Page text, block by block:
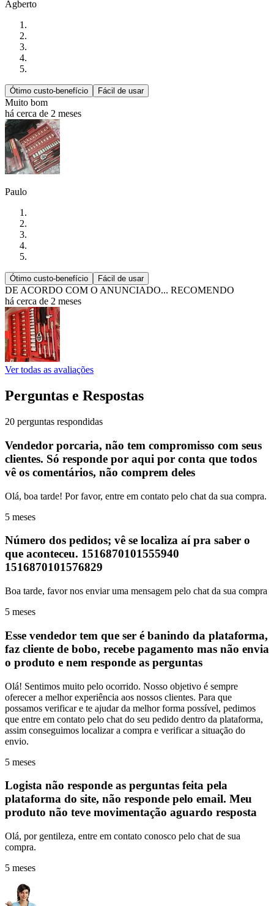
Agberto
Ótimo custo-benefício Fácil de usar
Muito bom
há cerca de 2 meses
Paulo
Ótimo custo-benefício Fácil de usar
DE ACORDO COM O ANUNCIADO... RECOMENDO
há cerca de 2 meses
Ver todas as avaliações
Perguntas e Respostas
20 perguntas respondidas
Vendedor porcaria, não tem compromisso com seus
clientes. Só responde por aqui por conta que todos
vê os comentários, não comprem deles
Olá, boa tarde! Por favor, entre em contato pelo chat da sua compra.
5 meses
Número dos pedidos; vê se localiza aí pra saber o
que aconteceu. 1516870101555940
1516870101576829
Boa tarde, favor nos enviar uma mensagem pelo chat da sua compra
5 meses
Esse vendedor tem que ser é banindo da plataforma,
faz cliente de bobo, recebe pagamento mas não envia
o produto e nem responde as perguntas
Olá! Sentimos muito pelo ocorrido. Nosso objetivo é sempre
oferecer a melhor experiência aos nossos clientes. Para que
possamos verificar e te ajudar da melhor forma possível, pedimos
que entre em contato pelo chat do seu pedido dentro da plataforma,
assim conseguimos localizar a compra e verificar a situação do
envio.
5 meses
Logista não responde as perguntas feita pela
plataforma do site, não responde pelo email. Meu
produto não teve movimentação aguardo resposta
Olá, por gentileza, entre em contato conosco pelo chat de sua
compra.
5 meses